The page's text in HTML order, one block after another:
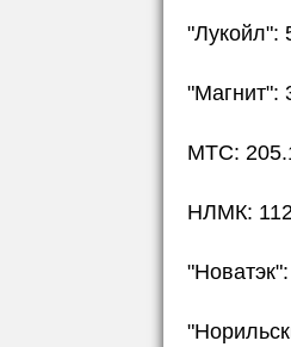
"Лукойл":
"Магнит":
МТС:
НЛМК: